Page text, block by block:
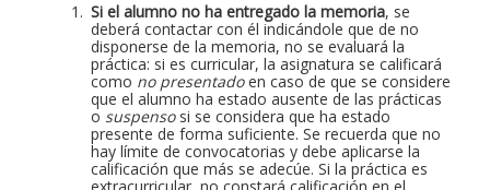
Si el alumno no ha entregado la memoria, se
deberá contactar con él indicándole que de no
disponerse de la memoria, no se evaluará la
práctica: si es curricular, la asignatura se calificará
como no presentadoen caso de que se considere
que el alumno ha estado ausente de las prácticas
o suspensosi se considera que ha estado
presente de forma suficiente. Se recuerda que no
hay límite de convocatorias y debe aplicarse la
calificación que más se adecúe. Si la práctica es